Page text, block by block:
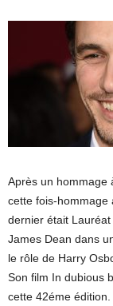
Après un hommage
cette fois-hommage
dernier était
James Dean dans
le rôle de Harry
Son film In dubious
cette 42éme